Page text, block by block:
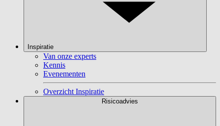
Inspiratie
Van onze experts
Kennis
Evenementen
Overzicht Inspiratie
Risicoadvies